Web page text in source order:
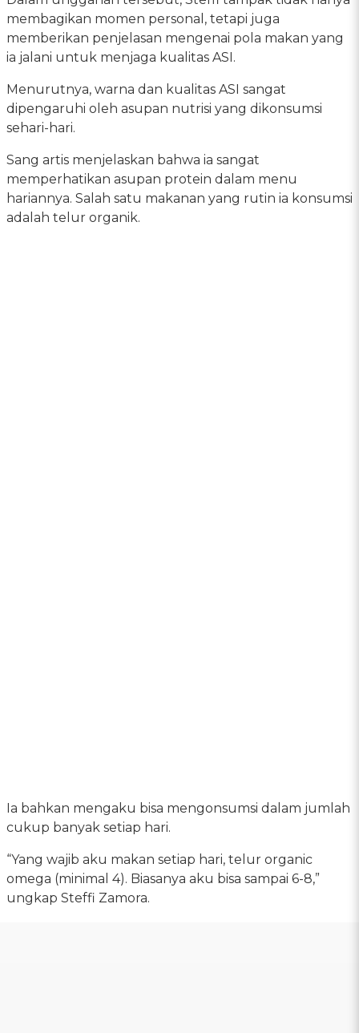
membagikan momen personal, tetapi juga
memberikan penjelasan mengenai pola makan yang
ia jalani untuk menjaga kualitas ASI.
Menurutnya, warna dan kualitas ASI sangat
dipengaruhi oleh asupan nutrisi yang dikonsumsi
sehari-hari.
Sang artis menjelaskan bahwa ia sangat
memperhatikan asupan protein dalam menu
hariannya. Salah satu makanan yang rutin ia konsumsi
adalah telur organik.
Ia bahkan mengaku bisa mengonsumsi dalam jumlah
cukup banyak setiap hari.
“Yang wajib aku makan setiap hari, telur organic
omega (minimal 4). Biasanya aku bisa sampai 6-8,”
ungkap Steffi Zamora.